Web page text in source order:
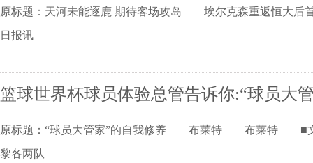
原标题：天河未能逐鹿 期待客场攻岛 埃尔克森重返恒大
日报讯
篮球世界杯球员体验总管告诉你:“球员大
原标题：“球员大管家”的自我修养 布莱特 布莱特 ■文
黎各两队